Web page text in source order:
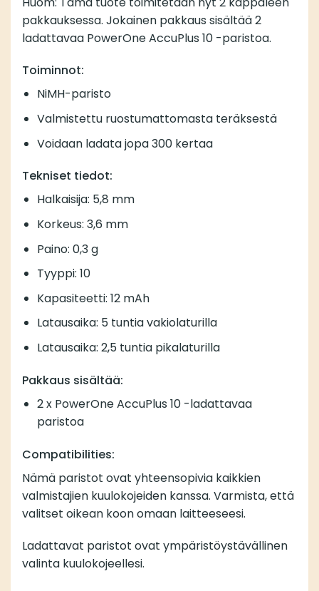
pakkauksessa. Jokainen pakkaus sisältää 2
ladattavaa PowerOne AccuPlus 10 -paristoa.
Toiminnot:
NiMH-paristo
Valmistettu ruostumattomasta teräksestä
Voidaan ladata jopa 300 kertaa
Tekniset tiedot:
Halkaisija: 5,8 mm
Korkeus: 3,6 mm
Paino: 0,3 g
Tyyppi: 10
Kapasiteetti: 12 mAh
Latausaika: 5 tuntia vakiolaturilla
Latausaika: 2,5 tuntia pikalaturilla
Pakkaus sisältää:
2 x PowerOne AccuPlus 10 -ladattavaa
paristoa
Compatibilities:
Nämä paristot ovat yhteensopivia kaikkien
valmistajien kuulokojeiden kanssa. Varmista, että
valitset oikean koon omaan laitteeseesi.
Ladattavat paristot ovat ympäristöystävällinen
valinta kuulokojeellesi.